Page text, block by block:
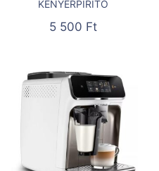
KENYÉRPIRÍTÓ
5 500 Ft